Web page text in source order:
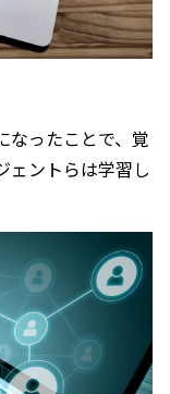
なったことで、覚
ェントらは学習し